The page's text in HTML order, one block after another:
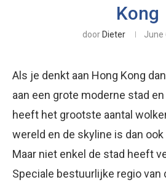
Kong
door Dieter June
Als je denkt aan Hong Kong
aan een grote moderne stad
heeft het grootste aantal
wereld en de skyline is dan
Maar niet enkel de stad heeft
Speciale bestuurlijke regio van